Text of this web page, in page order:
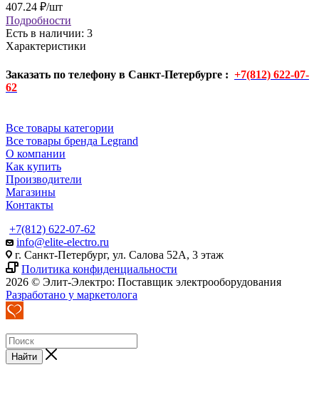
407.24 ₽/шт
Подробности
Есть в наличии: 3
Характеристики
Заказать по телефону в Санкт-Петербурге : +7(812) 622-07-
62
Все товары категории
Все товары бренда Legrand
О компании
Как купить
Производители
Магазины
Контакты
+7(812) 622-07-62
info@elite-electro.ru
г. Санкт-Петербург, ул. Салова 52А, 3 этаж
Политика конфиденциальности
2026 © Элит-Электро: Поставщик электрооборудования
Разработано у маркетолога
Найти